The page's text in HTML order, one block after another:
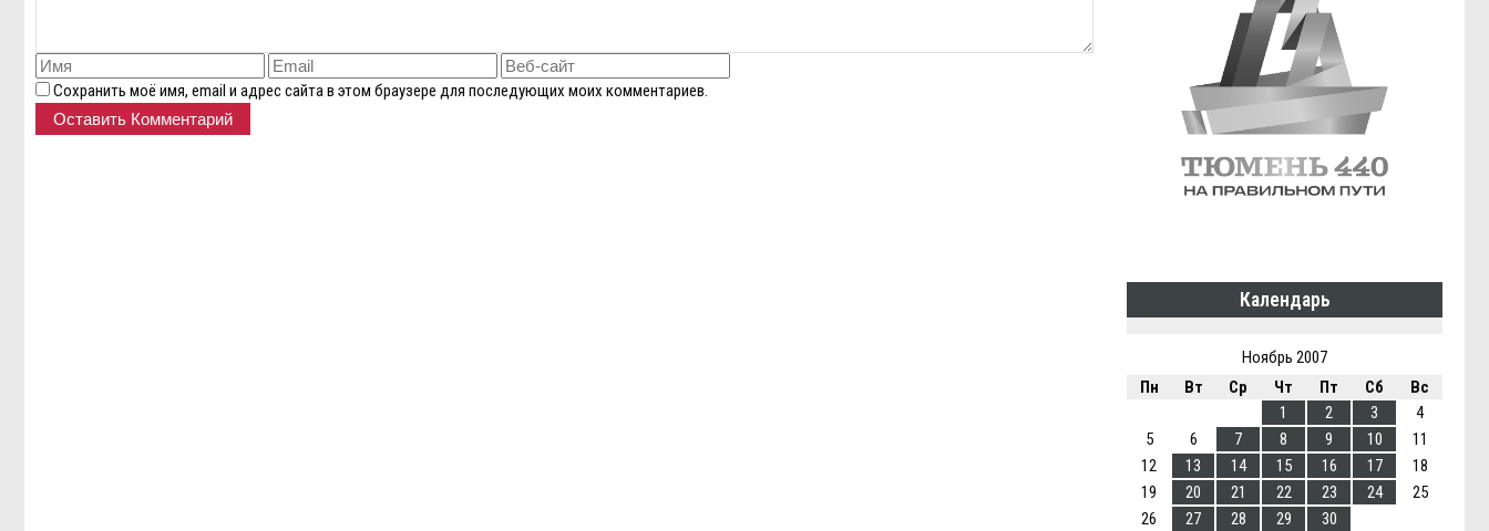
Сохранить моё имя, email и адрес сайта в этом браузере для последующих моих комментариев.
Календарь
Ноябрь 2007
Пн
Вт Ср Чт Пт Сб
Вс
1
2 3
4
5
6 7 8 9 10
11
12
13 14 15 16 17
18
19
20 21 22 23 24
25
26
27 28 29
30